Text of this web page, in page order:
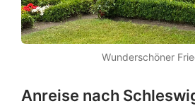
Wunderschöner
Anreise nach